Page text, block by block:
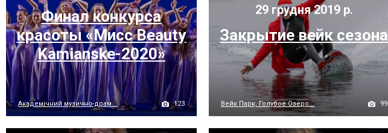
Финал конкурса
красоты «Mисc Beauty
Kamianske-2020»
Академічний музично-драм... 123
29 грудня 2019 р.
Закрытие вейк сезона
Вейк Парк, Голубое Озеро... 99